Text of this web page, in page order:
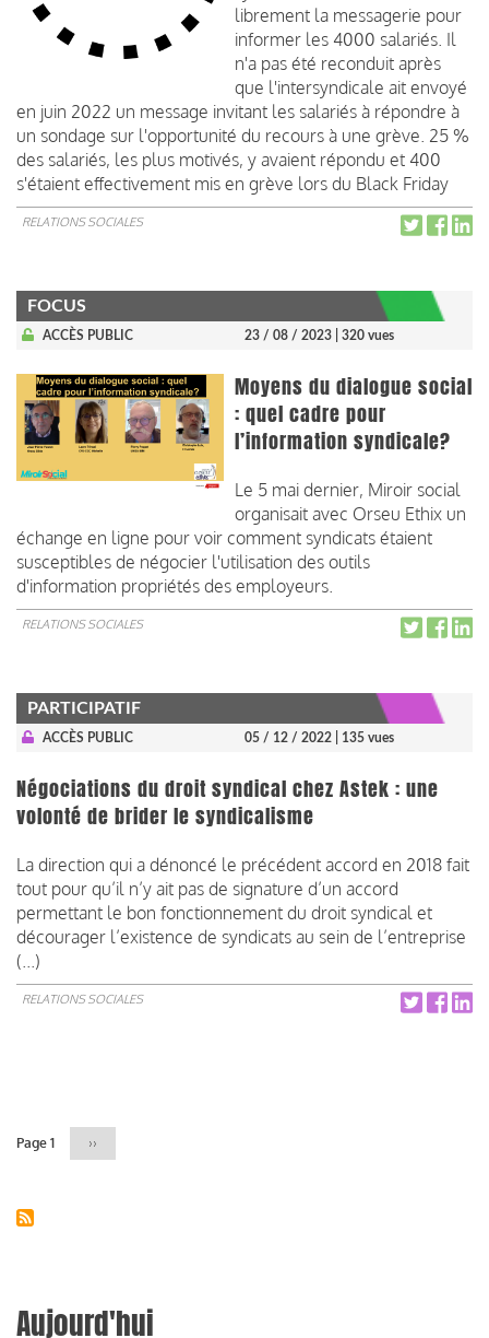
librement la messagerie pour
informer les 4000 salariés. Il
n'a pas été reconduit après
que l'intersyndicale ait envoyé
en juin 2022 un message invitant les salariés à répondre à
un sondage sur l'opportunité du recours à une grève. 25 %
des salariés, les plus motivés, y avaient répondu et 400
s'étaient effectivement mis en grève lors du Black Friday
RELATIONS SOCIALES
FOCUS
ACCÈS PUBLIC 23 / 08 / 2023 | 320 vues
Moyens du dialogue social
: quel cadre pour
l’information syndicale?
Le 5 mai dernier, Miroir social
organisait avec Orseu Ethix un
échange en ligne pour voir comment syndicats étaient
susceptibles de négocier l'utilisation des outils
d'information propriétés des employeurs.
RELATIONS SOCIALES
PARTICIPATIF
ACCÈS PUBLIC 05 / 12 / 2022 | 135 vues
Négociations du droit syndical chez Astek : une
volonté de brider le syndicalisme
La direction qui a dénoncé le précédent accord en 2018 fait
tout pour qu’il n’y ait pas de signature d’un accord
permettant le bon fonctionnement du droit syndical et
décourager l’existence de syndicats au sein de l’entreprise
(...)
RELATIONS SOCIALES
Page 1
Page
››
Aujourd'hui